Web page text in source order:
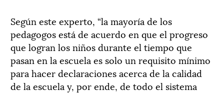
Según este experto, “la mayoría de los
pedagogos está de acuerdo en que el progreso
que logran los niños durante el tiempo que
pasan en la escuela es solo un requisito mínimo
para hacer declaraciones acerca de la calidad
de la escuela y, por ende, de todo el sistema